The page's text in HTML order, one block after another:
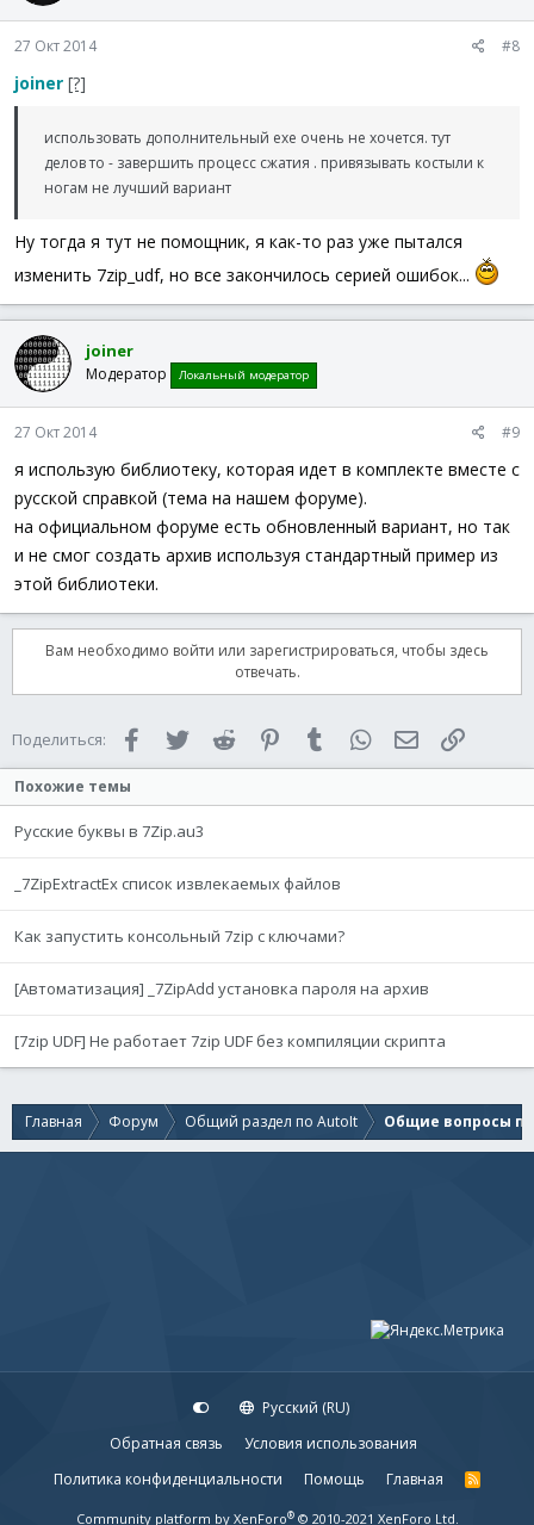
27 Окт 2014 #8
joiner [?]
использовать дополнительный exe очень не хочется. тут
делов то - завершить процесс сжатия . привязывать костыли к
ногам не лучший вариант
Ну тогда я тут не помощник, я как-то раз уже пытался
изменить 7zip_udf, но все закончилось серией ошибок...
joiner
Модератор Локальный модератор
27 Окт 2014 #9
я использую библиотеку, которая идет в комплекте вместе с
русской справкой (тема на нашем форуме).
на официальном форуме есть обновленный вариант, но так
и не смог создать архив используя стандартный пример из
этой библиотеки.
Вам необходимо войти или зарегистрироваться, чтобы здесь
отвечать.
Поделиться: FacebookTwitter Reddit PinterestTumblr WhatsAppЭлектронная
Похожие темы
Русские буквы в 7Zip.au3
_7ZipExtractEx список извлекаемых файлов
Как запустить консольный 7zip с ключами?
[Автоматизация] _7ZipAdd установка пароля на архив
[7zip UDF] Не работает 7zip UDF без компиляции скрипта
Главная Форум Общий раздел по AutoIt Общие вопросы
Русский (RU)
Обратная связь
Условия использования
Политика конфиденциальности
Помощь Главная
R
S
Community platform by XenForo® © 2010-2021 XenForo Ltd.